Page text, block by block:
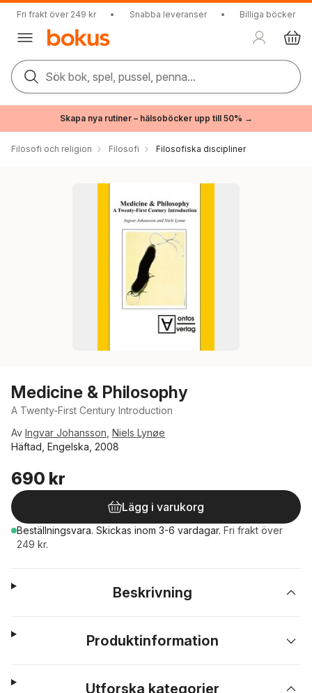
Fri frakt över 249 kr • Snabba leveranser • Billiga böcker
Sök bok, spel, pussel, penna...
Skapa nya rutiner – hälsoböcker upp till 50% →
Filosofi och religion Filosofi Filosofiska discipliner
Medicine & Philosophy
A Twenty-First Century Introduction
Av Ingvar Johansson Niels Lynøe
Häftad, Engelska, 2008
690 kr
Lägg i varukorg
Beställningsvara. Skickas inom 3-6 vardagar. Fri frakt över
249 kr.
Beskrivning
Produktinformation
Utforska kategorier